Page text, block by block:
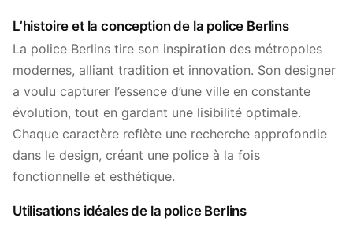
L’histoire et la conception de la police Berlins
La police Berlins tire son inspiration des métropoles
modernes, alliant tradition et innovation. Son designer
a voulu capturer l’essence d’une ville en constante
évolution, tout en gardant une lisibilité optimale.
Chaque caractère reflète une recherche approfondie
dans le design, créant une police à la fois
fonctionnelle et esthétique.
Utilisations idéales de la police Berlins